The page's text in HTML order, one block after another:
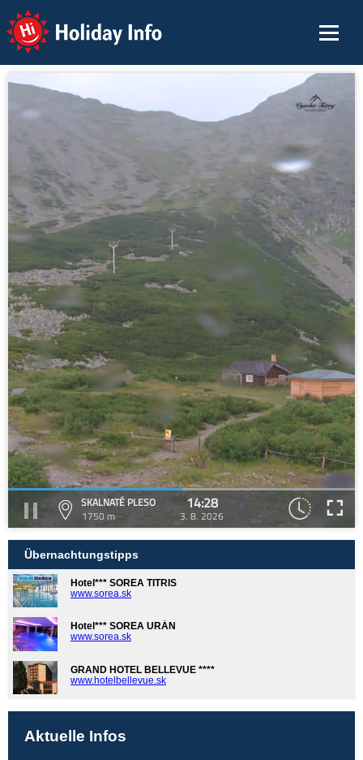
Holiday Info
SKALNATÉ PLESO
1750 m
14:28
3. 8. 2026
Übernachtungstipps
Hotel*** SOREA TITRIS
www.sorea.sk
Hotel*** SOREA URÁN
www.sorea.sk
GRAND HOTEL BELLEVUE ****
www.hotelbellevue.sk
Aktuelle Infos